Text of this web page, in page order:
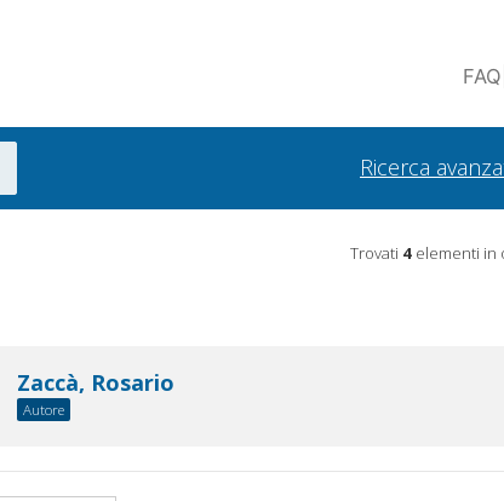
FAQ
Ricerca
Trovati 4 elementi in
Zaccà, Rosario
Autore